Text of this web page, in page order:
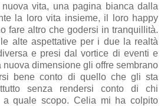
vita, una pagina bianca dalla
la loro vita insieme, il loro happy
fare altro che godersi in tranquillità.
alte aspettative per i due la realtà
e presi dal vortice di eventi e
nuova dimensione gli offre sembrano
bene conto di quello che gli sta
senza rendersi conto di chi
quale scopo. Celia mi ha colpito